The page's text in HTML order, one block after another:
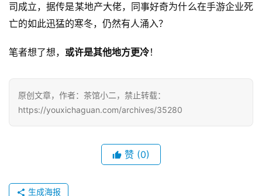
司成立，据传是某地产大佬，同事好奇为什么在手游企业死
亡的如此迅猛的寒冬，仍然有人涌入？
笔者想了想， 或许是其他地方更冷！
原创文章，作者：茶馆小二，禁止转载：
https://youxichaguan.com/archives/35280
赞 (0)
生成海报